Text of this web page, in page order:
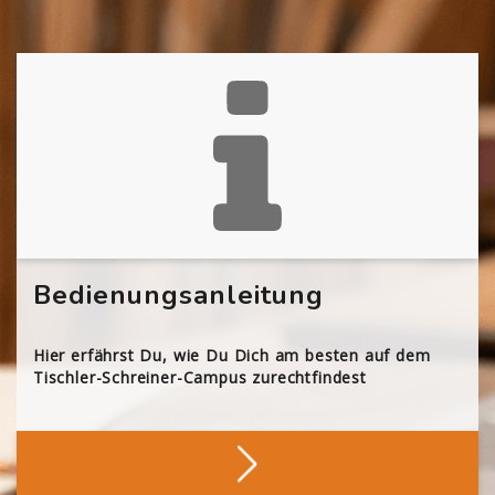
Bedienungsanleitung
Hier erfährst Du, wie Du Dich am besten auf dem
Tischler-Schreiner-Campus zurechtfindest